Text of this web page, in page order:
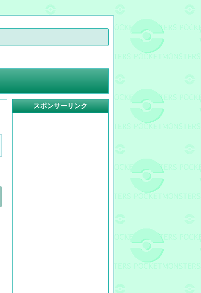
スポンサーリンク